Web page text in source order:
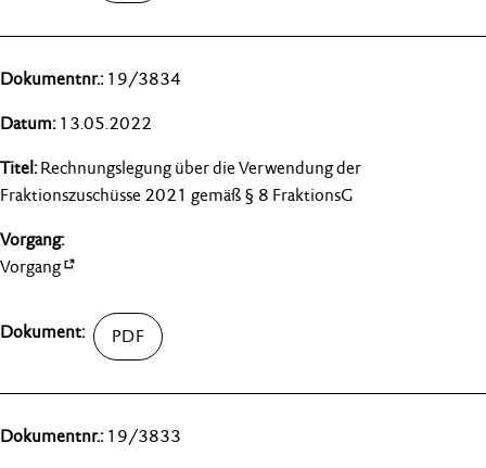
19/3834
13.05.2022
Rechnungslegung über die Verwendung der
Fraktionszuschüsse 2021 gemäß § 8 FraktionsG
Vorgang
19/3833